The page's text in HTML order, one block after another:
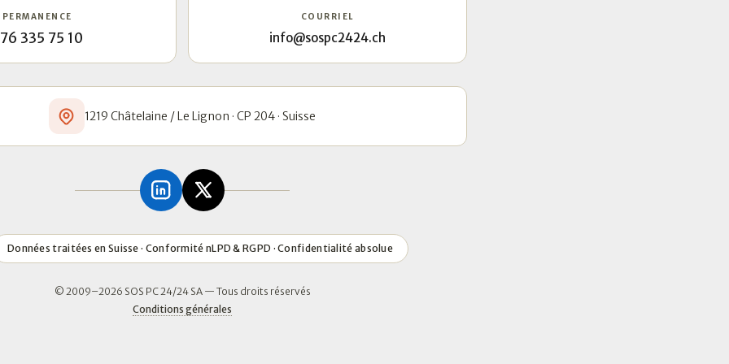
PERMANENCE
335 75 10
COURRIEL
info@sospc2424.ch
1219 Châtelaine / Le Lignon · CP 204 · Suisse
Données traitées en Suisse · Conformité nLPD & RGPD · Confidentialité absolue
© 2009–2026 SOS PC 24/24 SA — Tous droits réservés
Conditions générales